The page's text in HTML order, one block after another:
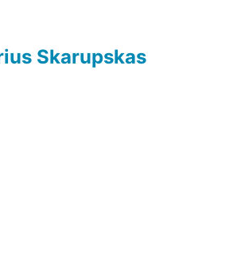
Skarupskas